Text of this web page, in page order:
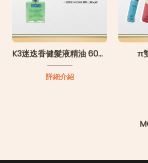
K3迷迭香健髮液精油 60ml
詳細介紹
π